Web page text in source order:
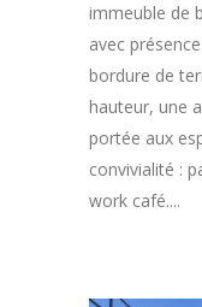
immeuble de
avec
bordure de
hauteur, une
portée aux
convivialité :
work café....